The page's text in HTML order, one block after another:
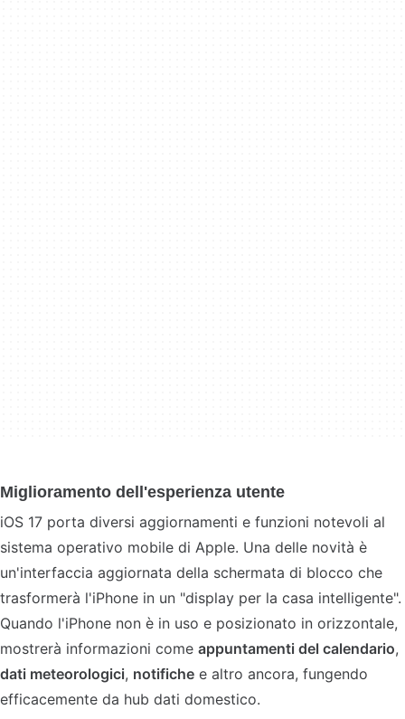
Miglioramento dell'esperienza utente
iOS 17 porta diversi aggiornamenti e funzioni notevoli al
sistema operativo mobile di Apple. Una delle novità è
un'interfaccia aggiornata della schermata di blocco che
trasformerà l'iPhone in un "display per la casa intelligente".
Quando l'iPhone non è in uso e posizionato in orizzontale,
mostrerà informazioni come appuntamenti del calendario,
dati meteorologici, notifiche e altro ancora, fungendo
efficacemente da hub dati domestico.